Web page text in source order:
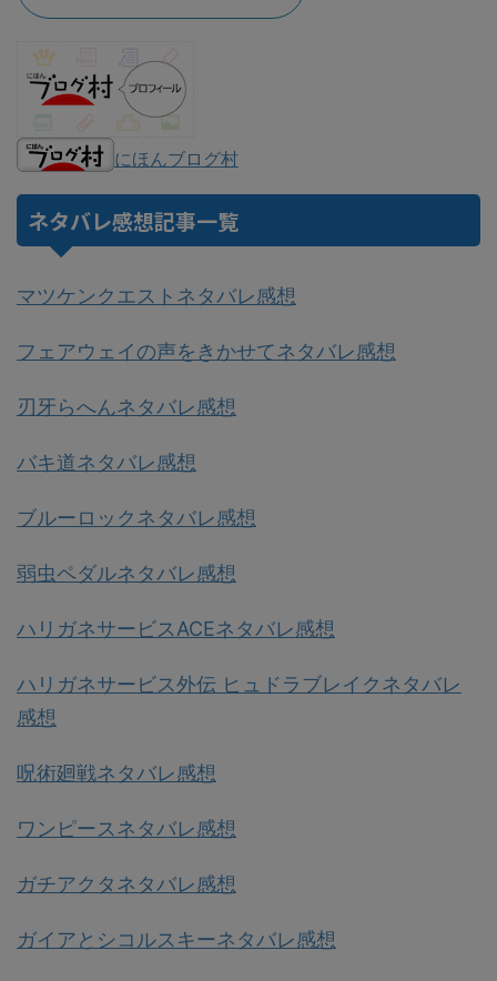
にほんブログ村
ネタバレ感想記事一覧
マツケンクエストネタバレ感想
フェアウェイの声をきかせてネタバレ感想
刃牙らへんネタバレ感想
バキ道ネタバレ感想
ブルーロックネタバレ感想
弱虫ペダルネタバレ感想
ハリガネサービスACEネタバレ感想
ハリガネサービス外伝 ヒュドラブレイクネタバレ
感想
呪術廻戦ネタバレ感想
ワンピースネタバレ感想
ガチアクタネタバレ感想
ガイアとシコルスキーネタバレ感想